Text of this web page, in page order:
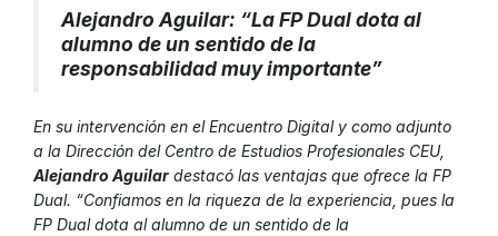
Alejandro Aguilar: “La FP Dual dota al
alumno de un sentido de la
responsabilidad muy importante”
En su intervención en el Encuentro Digital y como adjunto
a la Dirección del Centro de Estudios Profesionales CEU,
Alejandro Aguilar destacó las ventajas que ofrece la FP
Dual. “Confiamos en la riqueza de la experiencia, pues la
FP Dual dota al alumno de un sentido de la